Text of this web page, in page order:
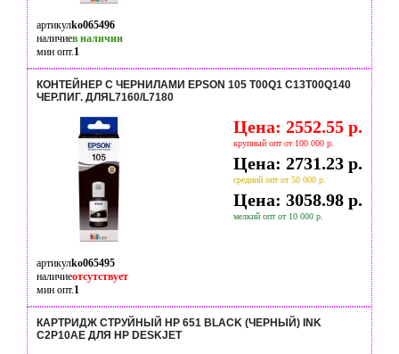
артикулko065496
наличиев наличии
мин опт.1
КОНТЕЙНЕР С ЧЕРНИЛАМИ EPSON 105 T00Q1 C13T00Q140
ЧЕР.ПИГ. ДЛЯL7160/L7180
Цена: 2552.55 р.
крупный опт от 100 000 р.
Цена: 2731.23 р.
средний опт от 50 000 р.
Цена: 3058.98 р.
мелкий опт от 10 000 р.
артикулko065495
наличиеотсутствует
мин опт.1
КАРТРИДЖ СТРУЙНЫЙ HP 651 BLACK (ЧЕРНЫЙ) INK
C2P10AE ДЛЯ HP DESKJET